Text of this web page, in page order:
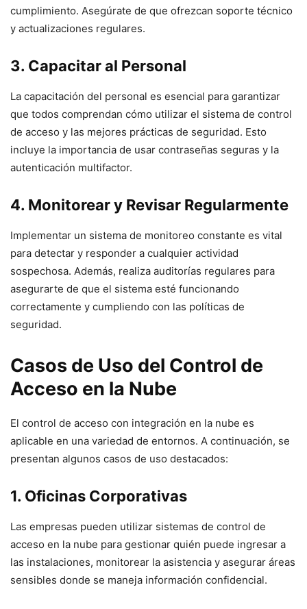
cumplimiento. Asegúrate de que ofrezcan soporte técnico
y actualizaciones regulares.
3. Capacitar al Personal
La capacitación del personal es esencial para garantizar
que todos comprendan cómo utilizar el sistema de control
de acceso y las mejores prácticas de seguridad. Esto
incluye la importancia de usar contraseñas seguras y la
autenticación multifactor.
4. Monitorear y Revisar Regularmente
Implementar un sistema de monitoreo constante es vital
para detectar y responder a cualquier actividad
sospechosa. Además, realiza auditorías regulares para
asegurarte de que el sistema esté funcionando
correctamente y cumpliendo con las políticas de
seguridad.
Casos de Uso del Control de
Acceso en la Nube
El control de acceso con integración en la nube es
aplicable en una variedad de entornos. A continuación, se
presentan algunos casos de uso destacados:
1. Oficinas Corporativas
Las empresas pueden utilizar sistemas de control de
acceso en la nube para gestionar quién puede ingresar a
las instalaciones, monitorear la asistencia y asegurar áreas
sensibles donde se maneja información confidencial.